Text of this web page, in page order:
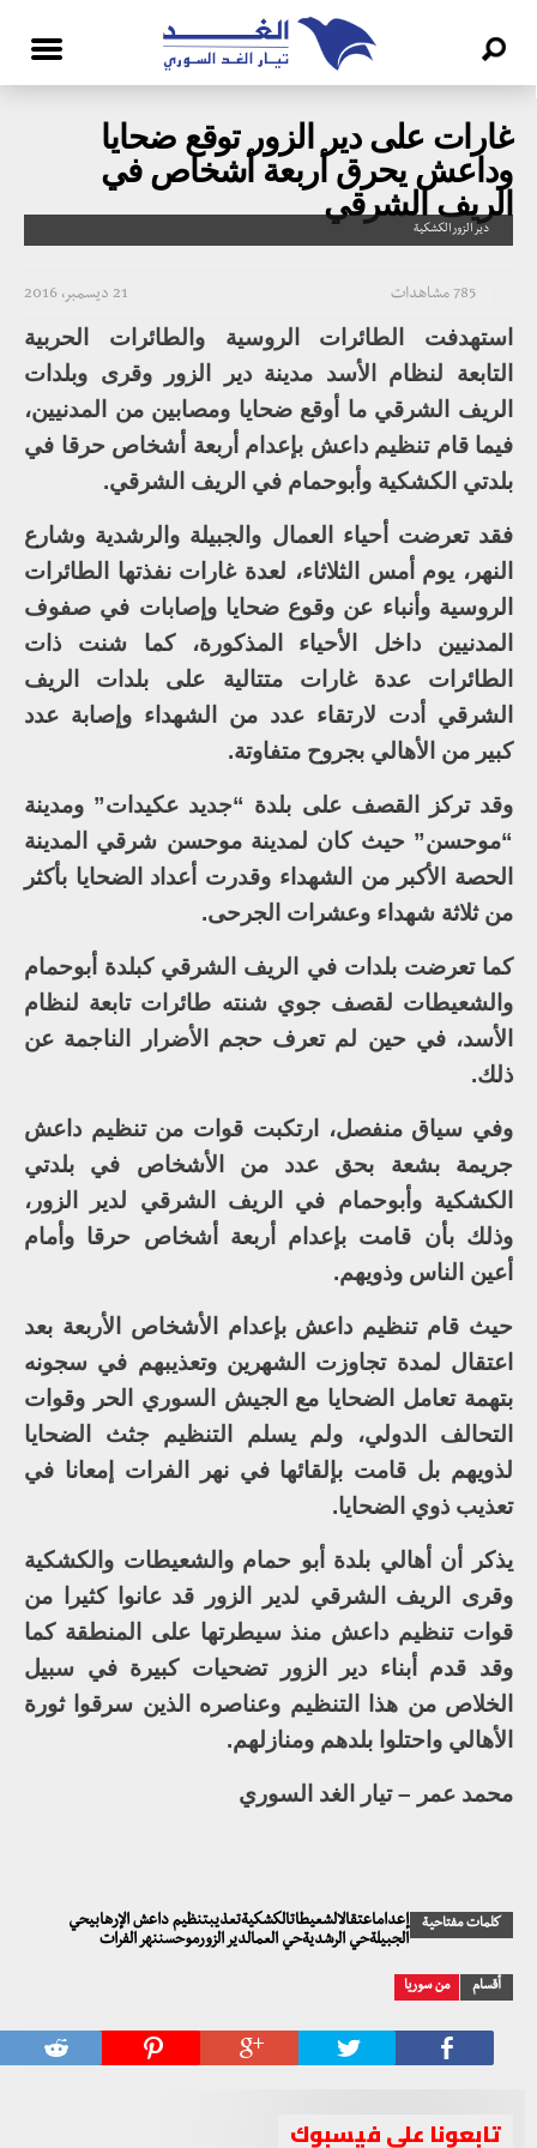
غارات على دير الزور توقع ضحايا
وداعش يحرق أربعة أشخاص في
الريف الشرقي
دير الزور الكشكية
21 ديسمبر، 2016 785 مشاهدات
استهدفت الطائرات الروسية والطائرات الحربية
التابعة لنظام الأسد مدينة دير الزور وقرى وبلدات
الريف الشرقي ما أوقع ضحايا ومصابين من المدنيين،
فيما قام تنظيم داعش بإعدام أربعة أشخاص حرقا في
بلدتي الكشكية وأبوحمام في الريف الشرقي.
فقد تعرضت أحياء العمال والجبيلة والرشدية وشارع
النهر، يوم أمس الثلاثاء، لعدة غارات نفذتها الطائرات
الروسية وأنباء عن وقوع ضحايا وإصابات في صفوف
المدنيين داخل الأحياء المذكورة، كما شنت ذات
الطائرات عدة غارات متتالية على بلدات الريف
الشرقي أدت لارتقاء عدد من الشهداء وإصابة عدد
كبير من الأهالي بجروح متفاوتة.
وقد تركز القصف على بلدة “جديد عكيدات” ومدينة
“موحسن” حيث كان لمدينة موحسن شرقي المدينة
الحصة الأكبر من الشهداء وقدرت أعداد الضحايا بأكثر
من ثلاثة شهداء وعشرات الجرحى.
كما تعرضت بلدات في الريف الشرقي كبلدة أبوحمام
والشعيطات لقصف جوي شنته طائرات تابعة لنظام
الأسد، في حين لم تعرف حجم الأضرار الناجمة عن
ذلك.
وفي سياق منفصل، ارتكبت قوات من تنظيم داعش
جريمة بشعة بحق عدد من الأشخاص في بلدتي
الكشكية وأبوحمام في الريف الشرقي لدير الزور،
وذلك بأن قامت بإعدام أربعة أشخاص حرقا وأمام
أعين الناس وذويهم.
حيث قام تنظيم داعش بإعدام الأشخاص الأربعة بعد
اعتقال لمدة تجاوزت الشهرين وتعذيبهم في سجونه
بتهمة تعامل الضحايا مع الجيش السوري الحر وقوات
التحالف الدولي، ولم يسلم التنظيم جثث الضحايا
لذويهم بل قامت بإلقائها في نهر الفرات إمعانا في
تعذيب ذوي الضحايا.
يذكر أن أهالي بلدة أبو حمام والشعيطات والكشكية
وقرى الريف الشرقي لدير الزور قد عانوا كثيرا من
قوات تنظيم داعش منذ سيطرتها على المنطقة كما
وقد قدم أبناء دير الزور تضحيات كبيرة في سبيل
الخلاص من هذا التنظيم وعناصره الذين سرقوا ثورة
الأهالي واحتلوا بلدهم ومنازلهم.
محمد عمر – تيار الغد السوري
كلمات مفتاحية
إعداماعتقالالشعيطاتالكشكيةتعذيبتنظيم داعش الإرهابيحي
الجبيلةحي الرشديةحي العمالدير الزورموحسننهر الفرات
أقسام من سوريا
تابعونا على فيسبوك